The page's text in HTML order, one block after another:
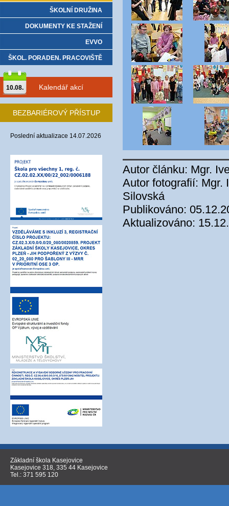
Autor článku: Mgr.
Autor fotografií: Mgr.
Silovská
Publikováno:
Aktualizováno:
ŠKOLNÍ DRUŽINA
DOKUMENTY KE STAŽENÍ
EVVO
ŠKOL. PORADEN. PRACOVIŠTĚ
10.08. Kalendář akcí
BEZBARIÉROVÝ PŘÍSTUP
Poslední aktualizace 14.07.2026
Základní škola Kasejovice
Kasejovice 318, 335 44 Kasejovice
Tel.: 371 595 120